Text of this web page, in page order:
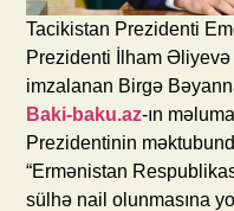
Tacikistan Prezidenti
Prezidenti İlham
imzalanan Birgə
Baki-baku.az-ın
Prezidentinin
“Ermənistan
sülhə nail olunmasına